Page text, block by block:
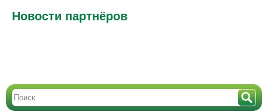
Новости партнёров